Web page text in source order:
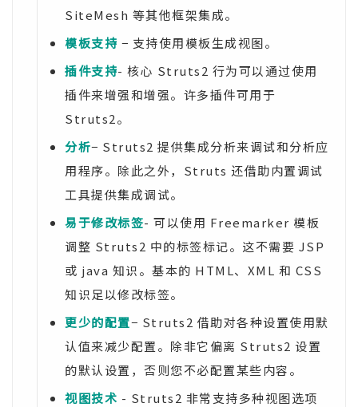
SiteMesh 等其他框架集成。
模板支持 − 支持使用模板生成视图。
插件支持- 核心 Struts2 行为可以通过使用
插件来增强和增强。许多插件可用于
Struts2。
分析− Struts2 提供集成分析来调试和分析应
用程序。除此之外，Struts 还借助内置调试
工具提供集成调试。
易于修改标签- 可以使用 Freemarker 模板
调整 Struts2 中的标签标记。这不需要 JSP
或 java 知识。基本的 HTML、XML 和 CSS
知识足以修改标签。
更少的配置− Struts2 借助对各种设置使用默
认值来减少配置。除非它偏离 Struts2 设置
的默认设置，否则您不必配置某些内容。
视图技术 - Struts2 非常支持多种视图选项